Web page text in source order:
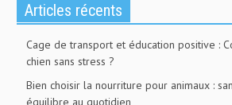
Articles récents
Cage de transport et éducation positive :
chien sans stress ?
Bien choisir la nourriture pour animaux :